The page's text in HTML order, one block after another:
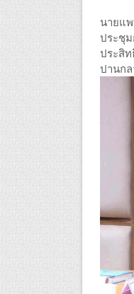
นายแ
ประชุม
ประสิ
ปานกล